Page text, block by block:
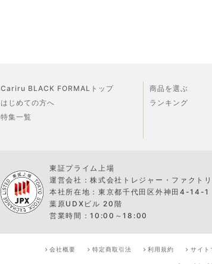
Cariru BLACK FORMALトップ
はじめての方へ
特集一覧
商品を選ぶ
ランキング
東証プライム上場
運営会社：株式会社トレジャー・ファクト
本社所在地：東京都千代田区外神田4-14-
葉原UDXビル 20階
営業時間：10:00～18:00
会社概要 特定商取引法 利用規約 サイト